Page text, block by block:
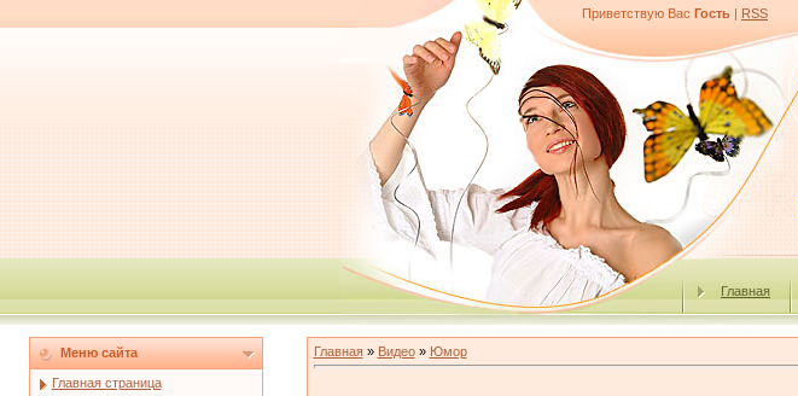
Приветствую Вас Гость | RSS
Главная
Меню сайта
Главная страница
Главная» Видео» Юмор